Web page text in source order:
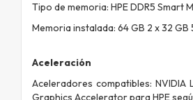
Tipo de memoria: HPE DDR5 Smart
Memoria instalada: 64 GB 2 x 32 GB
Aceleración
Aceleradores compatibles: NVIDIA
Graphics Accelerator para HPE